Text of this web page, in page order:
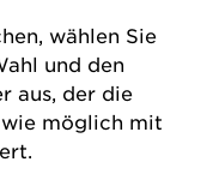
wählen Sie
und den
aus, der die
möglich mit